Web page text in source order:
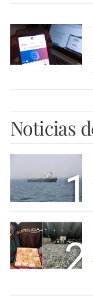
Noticias
1
2